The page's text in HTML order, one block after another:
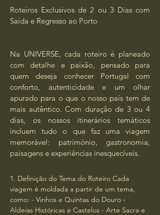
Roteiros Exclusivos de 2 ou 3 Dias com
Saída e Regresso ao Porto
Na UNIVERSE, cada roteiro é planeado
com detalhe e paixão, pensado para
quem deseja conhecer Portugal com
conforto, autenticidade e um olhar
apurado para o que o nosso país tem de
mais autêntico. Com duração de 3 ou 4
dias, os nossos itinerários temáticos
incluem tudo o que faz uma viagem
memorável: património, gastronomia,
paisagens e experiências inesquecíveis.
1. Definição do Tema do Roteiro Cada
viagem é moldada a partir de um tema,
como: - Vinhos e Quintas do Douro -
Aldeias Históricas e Castelos - Arte Sacra e